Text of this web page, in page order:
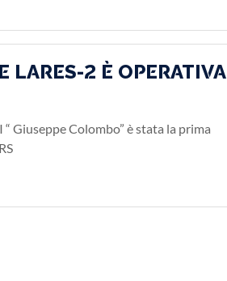
LARES-2 È OPERATIVA
“ Giuseppe Colombo” è stata la prima